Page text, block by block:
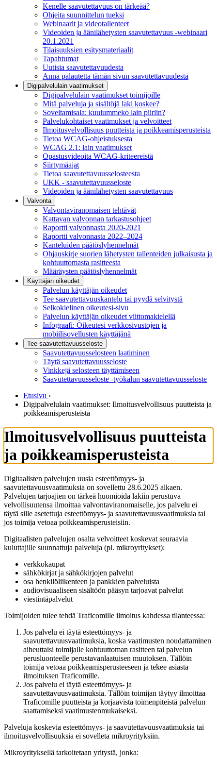
Kenelle saavutettavuus on tärkeää?
Ohjeita suunnittelun tueksi
Webinaarit ja videotallenteet
Videoiden ja äänilähetysten saavutettavuus -webinaari
20.1.2021
Tilaisuuksien esitysmateriaalit
Tapahtumat
Uutisia saavutettavuudesta
Anna palautetta tämän sivun saavutettavuudesta
Digipalvelulain vaatimukset
Digipalvelulain vaatimukset toimijoille
Mitä palveluja ja sisältöjä laki koskee?
Soveltamisala: kuulummeko lain piiriin?
Palvelukohtaiset vaatimukset ja velvoitteet
Ilmoitusvelvollisuus puutteista ja poikkeamisperusteista
Tietoa WCAG-ohjeistuksesta
WCAG 2.1: lain vaatimukset
Opastusvideoita WCAG-kriteereistä
Siirtymäajat
Tietoa saavutettavuusselosteesta
UKK - saavutettavuusseloste
Videoiden ja äänilähetysten saavutettavuus
Valvonta
Valvontaviranomaisen tehtävät
Kattavan valvonnan tarkastusohjeet
Raportti valvonnasta 2020-2021
Raportti valvonnasta 2022–2024
Kanteluiden päätöslyhennelmät
Ohjauskirje suorien lähetysten tallenteiden julkaisusta ja
kohtuuttomasta rasitteesta
Määräysten päätöslyhennelmät
Käyttäjän oikeudet
Palvelun käyttäjän oikeudet
Tee saavutettavuuskantelu tai pyydä selvitystä
Selkokielinen oikeutesi-sivu
Palvelun käyttäjän oikeudet viittomakielellä
Infograafi: Oikeutesi verkkosivustojen ja
mobiilisovellusten käyttäjänä
Tee saavutettavuusseloste
Saavutettavuus­selosteen laatiminen
Täytä saavutettavuusseloste
Vinkkejä selosteen täyttämiseen
Saavutettavuusseloste -työkalun saavutettavuusseloste
Etusivu ›
Digipalvelulain vaatimukset: Ilmoitusvelvollisuus puutteista ja
poikkeamisperusteista
Ilmoitusvelvollisuus puutteista
ja poikkeamisperusteista
Digitaalisten palvelujen uusia esteettömyys- ja
saavutettavuusvaatimuksia on sovellettu 28.6.2025 alkaen.
Palvelujen tarjoajien on tärkeä huomioida lakiin perustuva
velvollisuutensa ilmoittaa valvontaviranomaiselle, jos palvelu ei
täytä sille asetettuja esteettömyys- ja saavutettavuusvaatimuksia tai
jos toimija vetoaa poikkeamisperusteisiin.
Digitaalisten palvelujen osalta velvoitteet koskevat seuraavia
kuluttajille suunnattuja palveluja (pl. mikroyritykset):
verkkokaupat
sähkökirjat ja sähkökirjojen palvelut
osa henkilöliikenteen ja pankkien palveluista
audiovisuaaliseen sisältöön pääsyn tarjoavat palvelut
viestintäpalvelut
Toimijoiden tulee tehdä Traficomille ilmoitus kahdessa tilanteessa:
Jos palvelu ei täytä esteettömyys- ja
saavutettavuusvaatimuksia, koska vaatimusten noudattaminen
aiheuttaisi toimijalle kohtuuttoman rasitteen tai palvelun
perusluonteelle perustavanlaatuisen muutoksen. Tällöin
toimija vetoaa poikkeamisperusteeseen ja tekee asiasta
ilmoituksen Traficomille.
Jos palvelu ei täytä esteettömyys- ja
saavutettavuusvaatimuksia. Tällöin toimijan täytyy ilmoittaa
Traficomille puutteista ja korjaavista toimenpiteistä palvelun
saattamiseksi vaatimustenmukaiseksi.
Palveluja koskevia esteettömyys- ja saavutettavuusvaatimuksia tai
ilmoitusvelvollisuuksia ei sovelleta mikroyrityksiin.
Mikroyrityksellä tarkoitetaan yritystä, jonka: